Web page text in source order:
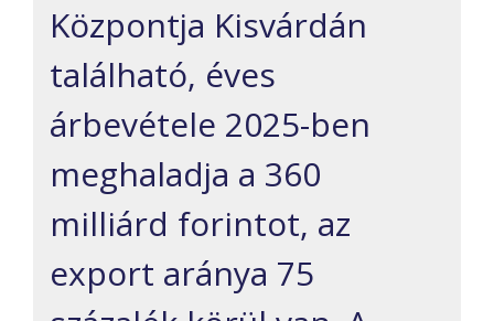
Központja Kisvárdán
található, éves
árbevétele 2025-ben
meghaladja a 360
milliárd forintot, az
export aránya 75